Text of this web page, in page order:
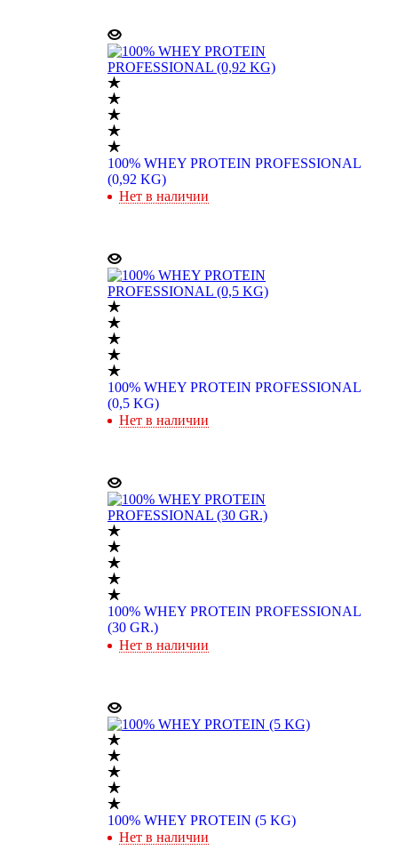
100% WHEY PROTEIN PROFESSIONAL
(0,92 KG)
Нет в наличии
100% WHEY PROTEIN PROFESSIONAL
(0,5 KG)
Нет в наличии
100% WHEY PROTEIN PROFESSIONAL
(30 GR.)
Нет в наличии
100% WHEY PROTEIN (5 KG)
Нет в наличии